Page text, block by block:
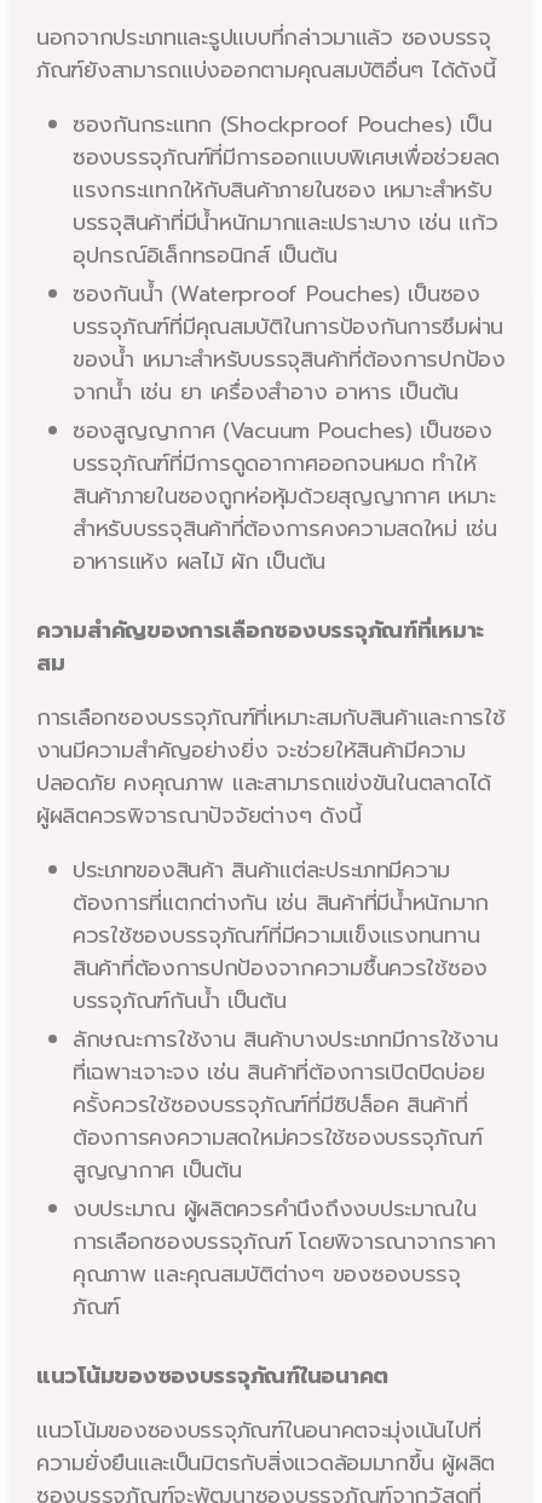
นอกจากประเภทและรูปแบบที่กล่าวมาแล้ว ซองบรรจุ
ภัณฑ์ยังสามารถแบ่งออกตามคุณสมบัติอื่นๆ ได้ดังนี้
ซองกันกระแทก (Shockproof Pouches) เป็น
ซองบรรจุภัณฑ์ที่มีการออกแบบพิเศษเพื่อช่วยลด
แรงกระแทกให้กับสินค้าภายในซอง เหมาะสำหรับ
บรรจุสินค้าที่มีน้ำหนักมากและเปราะบาง เช่น แก้ว
อุปกรณ์อิเล็กทรอนิกส์ เป็นต้น
ซองกันน้ำ (Waterproof Pouches) เป็นซอง
บรรจุภัณฑ์ที่มีคุณสมบัติในการป้องกันการซึมผ่าน
ของน้ำ เหมาะสำหรับบรรจุสินค้าที่ต้องการปกป้อง
จากน้ำ เช่น ยา เครื่องสำอาง อาหาร เป็นต้น
ซองสูญญากาศ (Vacuum Pouches) เป็นซอง
บรรจุภัณฑ์ที่มีการดูดอากาศออกจนหมด ทำให้
สินค้าภายในซองถูกห่อหุ้มด้วยสุญญากาศ เหมาะ
สำหรับบรรจุสินค้าที่ต้องการคงความสดใหม่ เช่น
อาหารแห้ง ผลไม้ ผัก เป็นต้น
ความสำคัญของการเลือกซองบรรจุภัณฑ์ที่เหมาะ
สม
การเลือกซองบรรจุภัณฑ์ที่เหมาะสมกับสินค้าและการใช้
งานมีความสำคัญอย่างยิ่ง จะช่วยให้สินค้ามีความ
ปลอดภัย คงคุณภาพ และสามารถแข่งขันในตลาดได้
ผู้ผลิตควรพิจารณาปัจจัยต่างๆ ดังนี้
ประเภทของสินค้า สินค้าแต่ละประเภทมีความ
ต้องการที่แตกต่างกัน เช่น สินค้าที่มีน้ำหนักมาก
ควรใช้ซองบรรจุภัณฑ์ที่มีความแข็งแรงทนทาน
สินค้าที่ต้องการปกป้องจากความชื้นควรใช้ซอง
บรรจุภัณฑ์กันน้ำ เป็นต้น
ลักษณะการใช้งาน สินค้าบางประเภทมีการใช้งาน
ที่เฉพาะเจาะจง เช่น สินค้าที่ต้องการเปิดปิดบ่อย
ครั้งควรใช้ซองบรรจุภัณฑ์ที่มีซิปล็อค สินค้าที่
ต้องการคงความสดใหม่ควรใช้ซองบรรจุภัณฑ์
สูญญากาศ เป็นต้น
งบประมาณ ผู้ผลิตควรคำนึงถึงงบประมาณใน
การเลือกซองบรรจุภัณฑ์ โดยพิจารณาจากราคา
คุณภาพ และคุณสมบัติต่างๆ ของซองบรรจุ
ภัณฑ์
แนวโน้มของซองบรรจุภัณฑ์ในอนาคต
แนวโน้มของซองบรรจุภัณฑ์ในอนาคตจะมุ่งเน้นไปที่
ความยั่งยืนและเป็นมิตรกับสิ่งแวดล้อมมากขึ้น ผู้ผลิต
ซองบรรจุภัณฑ์จะพัฒนาซองบรรจุภัณฑ์จากวัสดุที่